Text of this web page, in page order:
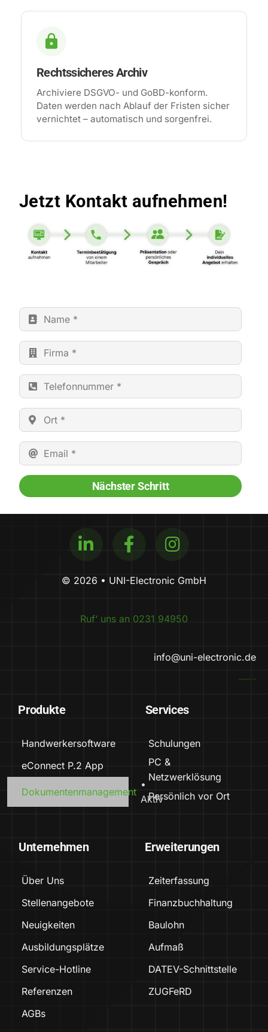
Rechtssicheres Archiv
Archiviere DSGVO- und GoBD-konform.
Daten werden nach Ablauf der Fristen sicher
vernichtet – automatisch und sorgenfrei.
Jetzt Kontakt aufnehmen!
Nächster Schritt
Produkte
Handwerkersoftware
eConnect P.2 App
Dokumentenmanagement
Services
Schulungen
PC &
Netzwerklösung
Persönlich vor Ort
Erweiterungen
Zeiterfassung
Finanzbuchhaltung
Baulohn
Aufmaß
DATEV-Schnittstelle
ZUGFeRD
Unternehmen
Über Uns
Stellenangebote
Neuigkeiten
Ausbildungsplätze
Service-Hotline
Referenzen
AGBs
© 2026 • UNI-Electronic GmbH
Ruf‘ uns an 0231 94950
info@uni-electronic.de
www.magnific.com